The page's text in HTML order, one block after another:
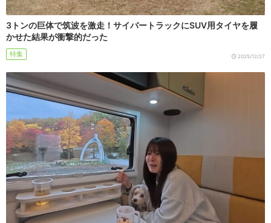
3トンの巨体で筑波を激走！サイバートラックにSUV用タイヤを履
かせた結果が衝撃的だった
特集 2025/12/27